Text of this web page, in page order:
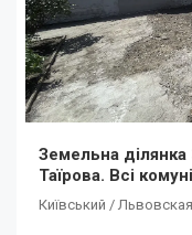
Земельна
Таїрова. Всі
будинку!
Київський / Львовская